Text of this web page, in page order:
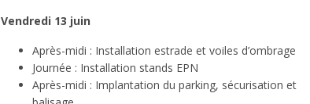
Vendredi 13 juin
Après-midi : Installation estrade et voiles d’ombrage
Journée : Installation stands EPN
Après-midi : Implantation du parking, sécurisation et